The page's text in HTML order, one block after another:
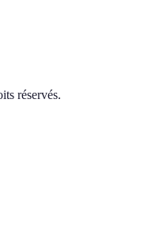
réservés.